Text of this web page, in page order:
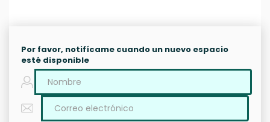
Por favor, notifícame cuando un nuevo espacio
esté disponible